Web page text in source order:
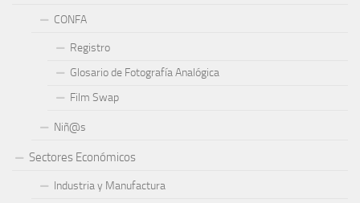
CONFA
Registro
Glosario de Fotografía Analógica
Film Swap
Niñ@s
Sectores Económicos
Industria y Manufactura